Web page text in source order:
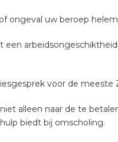
ongeval uw beroep
een
voor de
alleen naar de te
biedt bij omscholing.